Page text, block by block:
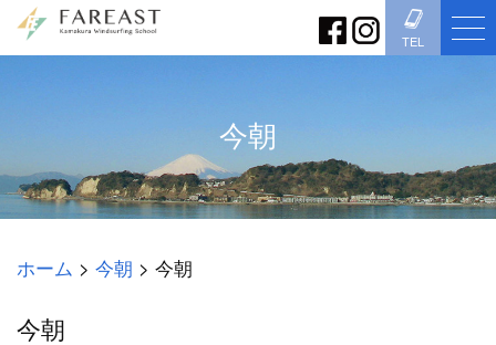
TEL
今朝
ホーム > 今朝 > 今朝
今朝